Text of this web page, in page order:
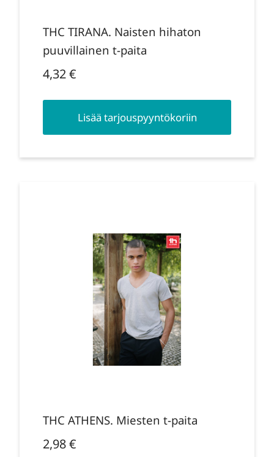
THC TIRANA. Naisten hihaton
puuvillainen t-paita
4,32€
Lisää tarjouspyyntökoriin
THC ATHENS. Miesten t-paita
2,98€